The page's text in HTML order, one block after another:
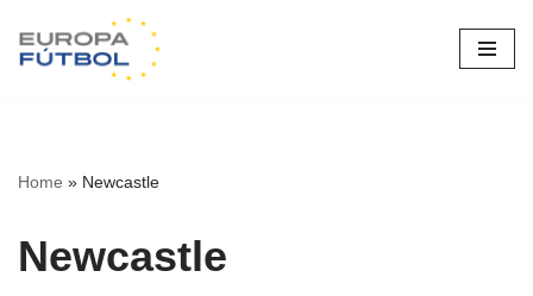
Saltar
Home » Newcastle
Newcastle